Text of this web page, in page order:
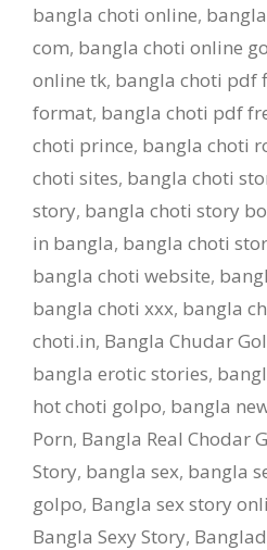
bangla choti online,
com, bangla choti online
online tk, bangla choti pdf
format, bangla choti pdf
choti prince, bangla choti
choti sites, bangla choti
story, bangla choti story
in bangla, bangla choti
bangla choti website,
bangla choti xxx, bangla
choti.in, Bangla Chudar
bangla erotic stories,
hot choti golpo, bangla
Porn, Bangla Real Chodar
Story, bangla sex, bangla
golpo, Bangla sex story
Bangla Sexy Story,